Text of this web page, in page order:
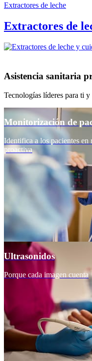
Extractores de leche
Extractores de
Asistencia sanitaria
Tecnologías líderes para ti y
Monitorización de
Identifica a los pacientes en
proactiva
Ultrasonidos
Porque cada imagen cuenta